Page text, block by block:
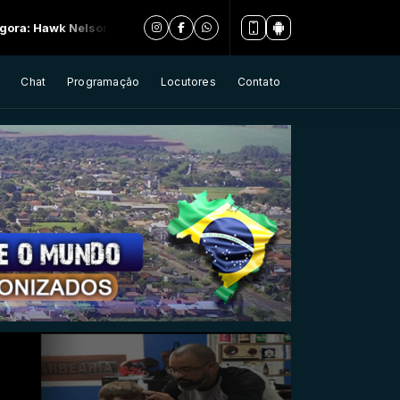
Chat Programação Locutores Contato